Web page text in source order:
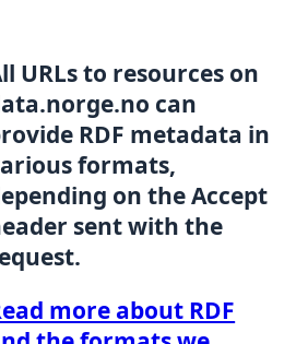
URLs to resources on
can
RDF metadata in
formats,
on the Accept
sent with the
more about RDF